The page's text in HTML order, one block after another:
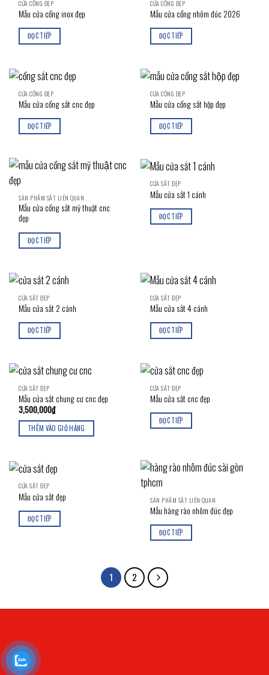
CỬA CỔNG ĐẸP
Mẫu cửa cổng inox đẹp
ĐỌC TIẾP
CỬA CỔNG ĐẸP
Mẫu cửa cổng nhôm đúc 2026
ĐỌC TIẾP
CỬA CỔNG ĐẸP
Mẫu cửa cổng sắt cnc đẹp
ĐỌC TIẾP
CỬA CỔNG ĐẸP
Mẫu cửa cổng sắt hộp đẹp
ĐỌC TIẾP
SẢN PHẨM SẮT LIÊN QUAN
Mẫu cửa cổng sắt mỹ thuật cnc
đẹp
ĐỌC TIẾP
CỬA SẮT ĐẸP
Mẫu cửa sắt 1 cánh
ĐỌC TIẾP
CỬA SẮT ĐẸP
Mẫu cửa sắt 2 cánh
ĐỌC TIẾP
CỬA SẮT ĐẸP
Mẫu cửa sắt 4 cánh
ĐỌC TIẾP
CỬA SẮT ĐẸP
Mẫu cửa sắt chung cư cnc đẹp
3,500,000₫
THÊM VÀO GIỎ HÀNG
CỬA SẮT ĐẸP
Mẫu cửa sắt cnc đẹp
ĐỌC TIẾP
CỬA SẮT ĐẸP
Mẫu cửa sắt đẹp
ĐỌC TIẾP
SẢN PHẨM SẮT LIÊN QUAN
Mẫu hàng rào nhôm đúc đẹp
ĐỌC TIẾP
1 2